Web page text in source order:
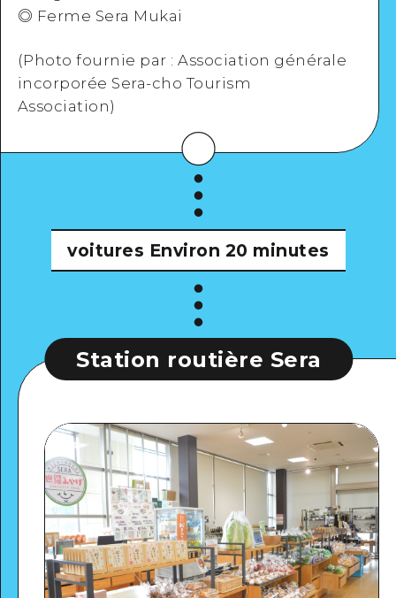
◎ Ferme Sera Mukai
(Photo fournie par : Association générale
incorporée Sera-cho Tourism
Association)
voitures Environ 20 minutes
Station routière Sera